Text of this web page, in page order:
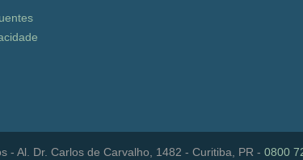
- Al. Dr. Carlos de Carvalho, 1482 - Curitiba, PR - 0800